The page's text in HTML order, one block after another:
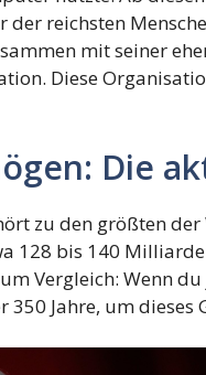
reichsten
mit seiner
Diese
Die
zu den größten
128 bis 140
Vergleich: Wenn
Jahre, um dieses